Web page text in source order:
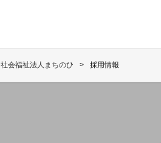
社会福祉法人まちのひ 採用情報